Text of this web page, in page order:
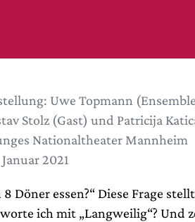
Uwe Topmann
Stolz (Gast) und Patricija
Nationaltheater Mannheim
Januar 2021
Döner essen?“ Diese Frage
ich mit „Langweilig“? Und